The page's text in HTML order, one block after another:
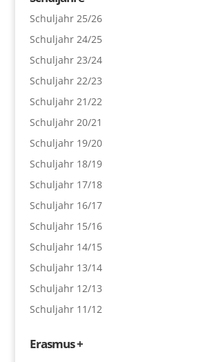
Schuljahr 25/26
Schuljahr 24/25
Schuljahr 23/24
Schuljahr 22/23
Schuljahr 21/22
Schuljahr 20/21
Schuljahr 19/20
Schuljahr 18/19
Schuljahr 17/18
Schuljahr 16/17
Schuljahr 15/16
Schuljahr 14/15
Schuljahr 13/14
Schuljahr 12/13
Schuljahr 11/12
Erasmus +